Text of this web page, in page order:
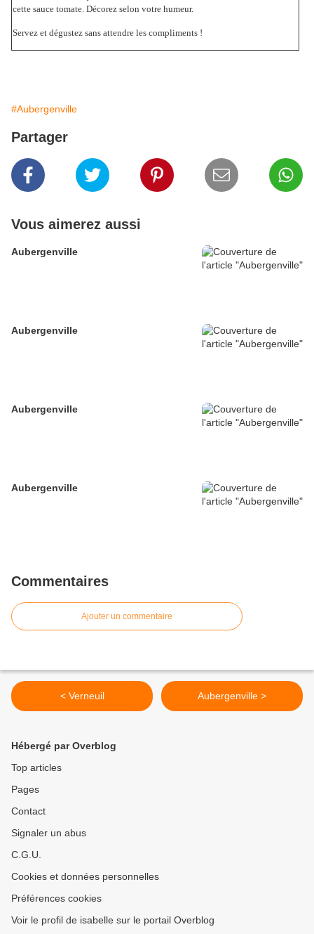
cette sauce tomate. Décorez selon votre humeur.
Servez et dégustez sans attendre les compliments !
#Aubergenville
Partager
Vous aimerez aussi
Aubergenville
Aubergenville
Aubergenville
Aubergenville
Commentaires
Ajouter un commentaire
< Verneuil Aubergenville >
Hébergé par Overblog
Top articles
Pages
Contact
Signaler un abus
C.G.U.
Cookies et données personnelles
Préférences cookies
Voir le profil de isabelle sur le portail Overblog